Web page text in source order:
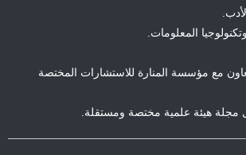
المعلومات.
مع مؤسسة المنارة للاستشارات المختصة
هيئة علمية مختصة ومستقلة.